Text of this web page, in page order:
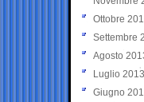
Ottobre
Settembre
Agosto
Luglio 2013
Giugno